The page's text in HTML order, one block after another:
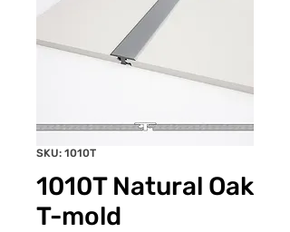
SKU: 1010T
1010T Natural Oak
T-mold